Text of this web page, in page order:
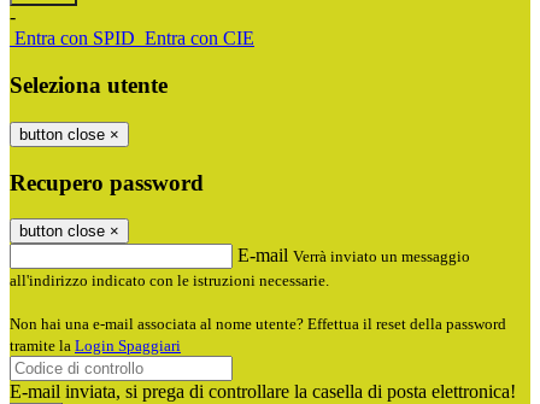
-
Entra con SPID Entra con CIE
Seleziona utente
button close ×
Recupero password
button close ×
E-mail Verrà inviato un messaggio
all'indirizzo indicato con le istruzioni necessarie.
Non hai una e-mail associata al nome utente? Effettua il reset della password
tramite la Login Spaggiari
E-mail inviata, si prega di controllare la casella di posta elettronica!